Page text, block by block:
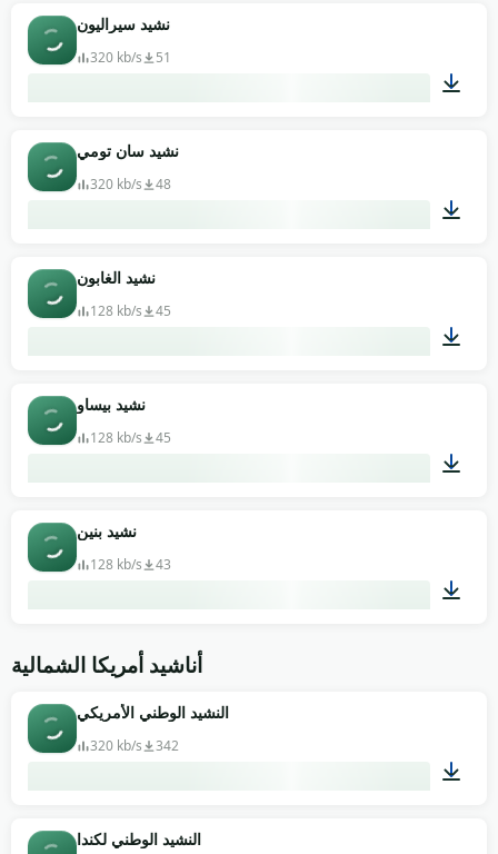
نشيد سيراليون
320 kb/s 51
نشيد سان تومي
320 kb/s 48
نشيد الغابون
128 kb/s 45
نشيد بيساو
128 kb/s 45
نشيد بنين
128 kb/s 43
أناشيد أمريكا الشمالية
النشيد الوطني الأمريكي
320 kb/s 342
النشيد الوطني لكندا